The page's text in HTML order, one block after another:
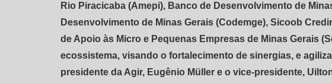
Rio Piracicaba (Amepi), Banco de Desenvolvimento de
Desenvolvimento de Minas Gerais (Codemge), Sicoob
de Apoio às Micro e Pequenas Empresas de Minas Gerais
ecossistema, visando o fortalecimento de sinergias, e
presidente da Agir, Eugênio Müller e o vice-presidente,